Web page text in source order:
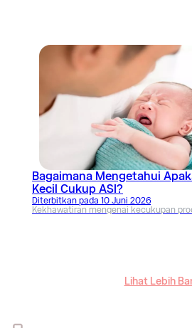
Bagaimana Mengetahui
Kecil Cukup ASI?
Diterbitkan pada 10 Juni 2026
Kekhawatiran mengenai kecukupan
Lihat Lebih